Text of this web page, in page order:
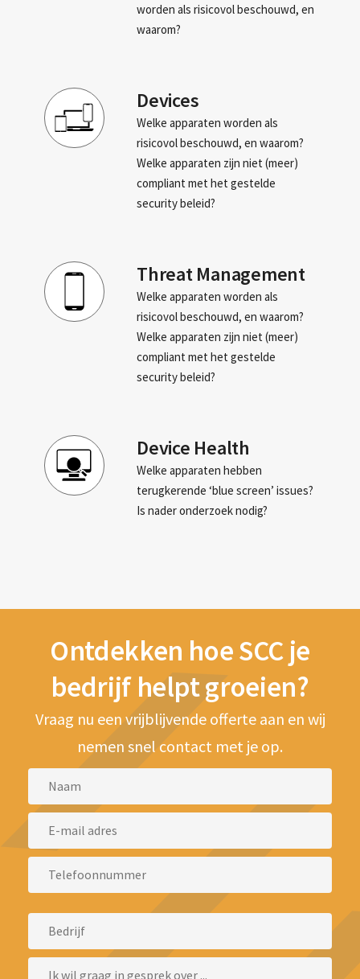
worden als risicovol beschouwd, en
waarom?
Devices
Welke apparaten worden als
risicovol beschouwd, en waarom?
Welke apparaten zijn niet (meer)
compliant met het gestelde
security beleid?
Threat Management
Welke apparaten worden als
risicovol beschouwd, en waarom?
Welke apparaten zijn niet (meer)
compliant met het gestelde
security beleid?
Device Health
Welke apparaten hebben
terugkerende ‘blue screen’ issues?
Is nader onderzoek nodig?
Ontdekken hoe SCC je
bedrijf helpt groeien?
Vraag nu een vrijblijvende offerte aan en wij
nemen snel contact met je op.